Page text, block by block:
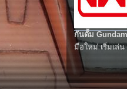
กันดั้ม
มือใหม่ เริ่มเล่น